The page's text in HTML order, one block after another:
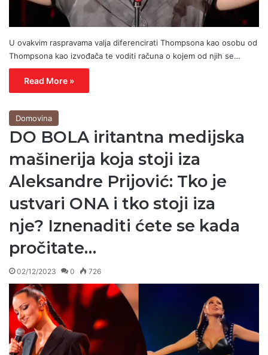
U ovakvim raspravama valja diferencirati Thompsona kao osobu od
Thompsona kao izvođača te voditi računa o kojem od njih se…
Read More »
Domovina
DO BOLA iritantna medijska
mašinerija koja stoji iza
Aleksandre Prijović: Tko je
ustvari ONA i tko stoji iza
nje? Iznenaditi ćete se kada
pročitate…
02/12/2023 0 726